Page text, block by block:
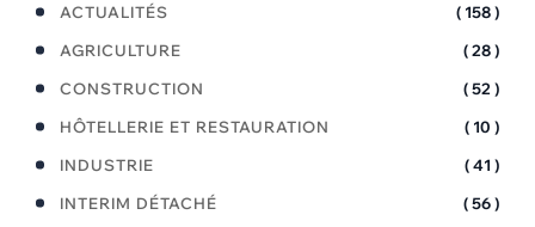
ACTUALITÉS
( 158 )
AGRICULTURE
( 28 )
CONSTRUCTION
( 52 )
HÔTELLERIE ET RESTAURATION
( 10 )
INDUSTRIE
( 41 )
INTERIM DÉTACHÉ
( 56 )